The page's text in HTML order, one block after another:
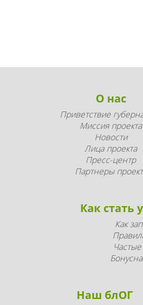
О нас
Приветствие
Миссия проекта
Новости
Лица проекта
Пресс-центр
Партнеры
Как стать
Как
Наш блОГ